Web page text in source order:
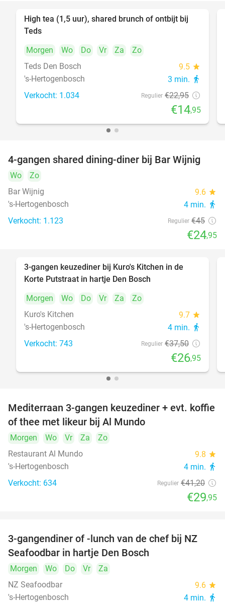
35%
High tea (1,5 uur), shared brunch of ontbijt bij
Teds
Morgen
Wo Do Vr Za
Zo
Teds Den Bosch
9.5 star
's-Hertogenbosch 3 min. directions_walk
Verkocht: 1.034 Regulier €22,95
€14,95
45%
4-gangen shared dining-diner bij Bar Wijnig
Wo
Zo
Bar Wijnig
9.6 star
's-Hertogenbosch 4 min. directions_walk
Verkocht: 1.123 Regulier €45
€24,95
3-gangen keuzediner bij Kuro's Kitchen in de
Korte Putstraat in hartje Den Bosch
Morgen
Wo Do Vr Za
Zo
Kuro's Kitchen
9.7 star
's-Hertogenbosch 4 min. directions_walk
Verkocht: 743 Regulier €37,50
€26,95
27%
Mediterraan 3-gangen keuzediner + evt. koffie
of thee met likeur bij Al Mundo
Morgen Wo Vr Za
Zo
Restaurant Al Mundo
9.8 star
's-Hertogenbosch 4 min. directions_walk
Verkocht: 634 Regulier €41,20
€29,95
46%
3-gangendiner of -lunch van de chef bij NZ
Seafoodbar in hartje Den Bosch
Morgen Wo Do Vr
Za
NZ Seafoodbar
9.6 star
's-Hertogenbosch 4 min. directions_walk